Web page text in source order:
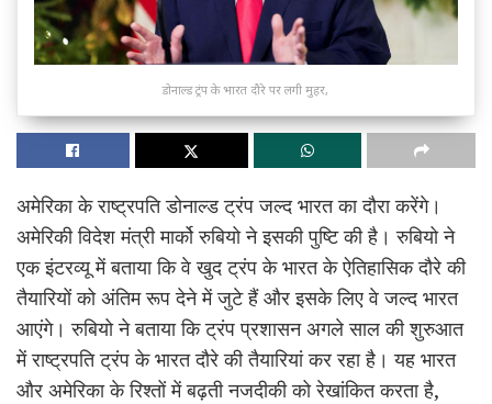
डोनाल्ड ट्रंप के भारत दौरे पर लगी मुहर,
अमेरिका के राष्ट्रपति डोनाल्ड ट्रंप जल्द भारत का दौरा करेंगे।
अमेरिकी विदेश मंत्री मार्को रुबियो ने इसकी पुष्टि की है। रुबियो ने
एक इंटरव्यू में बताया कि वे खुद ट्रंप के भारत के ऐतिहासिक दौरे की
तैयारियों को अंतिम रूप देने में जुटे हैं और इसके लिए वे जल्द भारत
आएंगे। रुबियो ने बताया कि ट्रंप प्रशासन अगले साल की शुरुआत
में राष्ट्रपति ट्रंप के भारत दौरे की तैयारियां कर रहा है। यह भारत
और अमेरिका के रिश्तों में बढ़ती नजदीकी को रेखांकित करता है,